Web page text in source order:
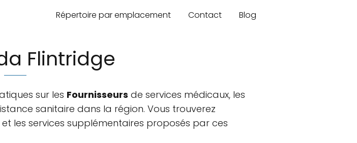
Répertoire par emplacement Contact Blog
Flintridge
sur les Fournisseurs de services médicaux, les
sanitaire dans la région. Vous trouverez
les services supplémentaires proposés par ces